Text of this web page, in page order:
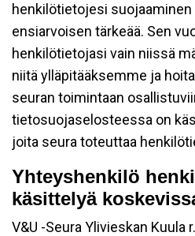
henkilötietojesi suojaaminen
ensiarvoisen tärkeää. Sen
henkilötietojasi vain niissä
niitä ylläpitääksemme ja
seuran toimintaan
tietosuojaselosteessa on
joita seura toteuttaa
Yhteyshenkilö
käsittelyä
V&U -Seura Ylivieskan Kuula